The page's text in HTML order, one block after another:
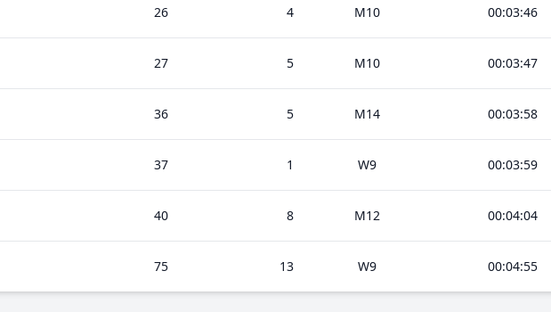
26 4 M10 00:03:46
27 5 M10 00:03:47
36 5 M14 00:03:58
37 1 W9 00:03:59
40 8 M12 00:04:04
75 13 W9 00:04:55